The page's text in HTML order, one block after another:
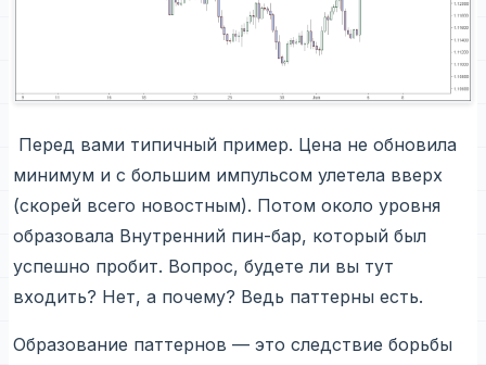
Перед вами типичный пример. Цена не обновила
минимум и с большим импульсом улетела вверх
(скорей всего новостным). Потом около уровня
образовала Внутренний пин-бар, который был
успешно пробит. Вопрос, будете ли вы тут
входить? Нет, а почему? Ведь паттерны есть.
Образование паттернов — это следствие борьбы